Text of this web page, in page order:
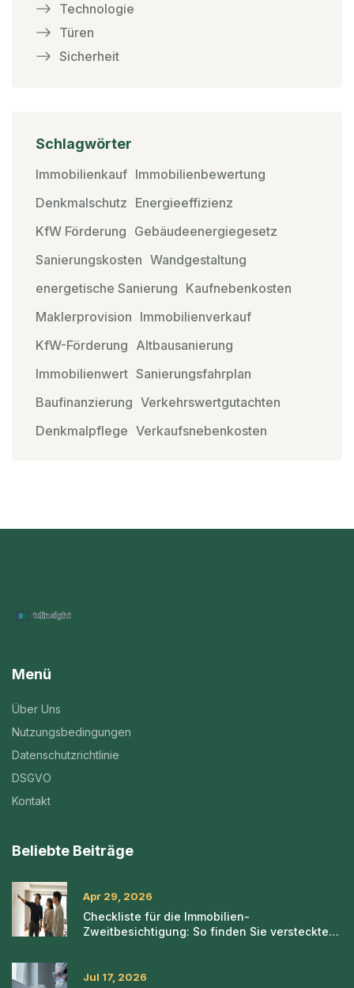
Technologie
Türen
Sicherheit
Schlagwörter
Immobilienkauf Immobilienbewertung
Denkmalschutz Energieeffizienz
KfW Förderung Gebäudeenergiegesetz
Sanierungskosten Wandgestaltung
energetische Sanierung Kaufnebenkosten
Maklerprovision Immobilienverkauf
KfW-Förderung Altbausanierung
Immobilienwert Sanierungsfahrplan
Baufinanzierung Verkehrswertgutachten
Denkmalpflege Verkaufsnebenkosten
Menü
Über Uns
Nutzungsbedingungen
Datenschutzrichtlinie
DSGVO
Kontakt
Beliebte Beiträge
Apr 29, 2026
Checkliste für die Immobilien-
Zweitbesichtigung: So finden Sie versteckte
Jul 17, 2026